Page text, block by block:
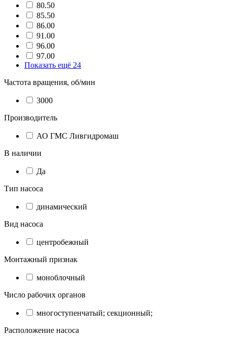
80.50
85.50
86.00
91.00
96.00
97.00
Показать ещё 24
Частота вращения, об/мин
3000
Производитель
АО ГМС Ливгидромаш
В наличии
Да
Тип насоса
динамический
Вид насоса
центробежный
Монтажный признак
моноблочный
Число рабочих органов
многоступенчатый; секционный;
Расположение насоса